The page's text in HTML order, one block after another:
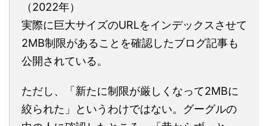
（2022年）
実際に巨大サイズのURLをインデックスさせて
2MB制限があることを確認したブログ記事も
公開されている。
ただし、「新たに制限が厳しくなって2MBに
絞られた」というわけではない。グーグルの